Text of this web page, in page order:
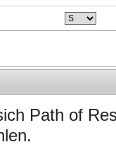
Path of